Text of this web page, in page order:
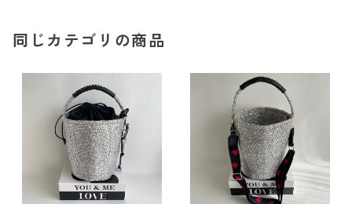
同じカテゴリの商品